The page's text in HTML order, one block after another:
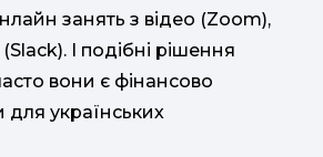
занять з відео (Zoom),
І подібні рішення
вони є фінансово
українських